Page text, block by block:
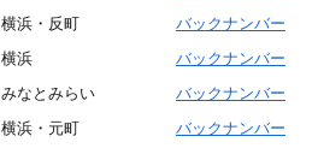
横浜・反町
バックナンバー
横浜
バックナンバー
みなとみらい
バックナンバー
横浜・元町 バックナンバー